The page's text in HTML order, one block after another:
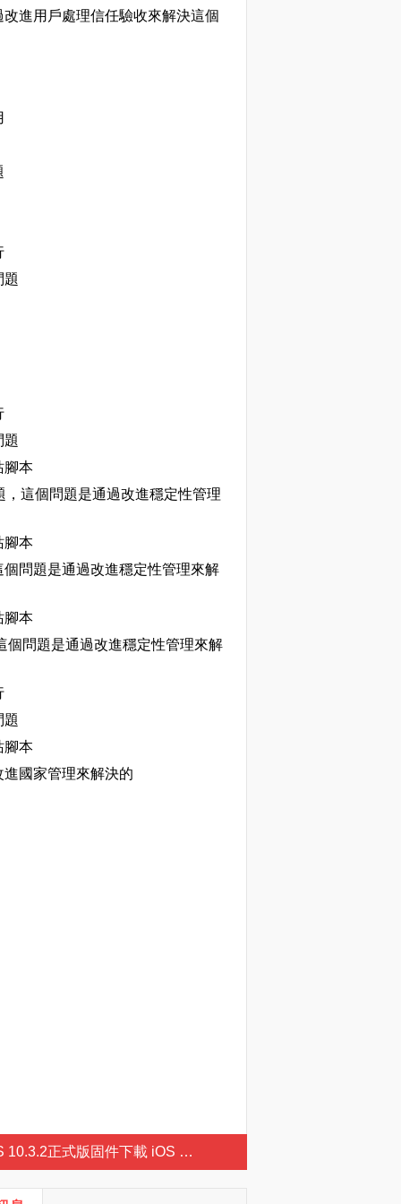
進用戶處理信任驗收來解決這個
本
這個問題是通過改進穩定性管理
本
問題是通過改進穩定性管理來解
本
問題是通過改進穩定性管理來解
本
國家管理來解決的
正式版固件下載 iOS 10.3.2正式版固件下載地址